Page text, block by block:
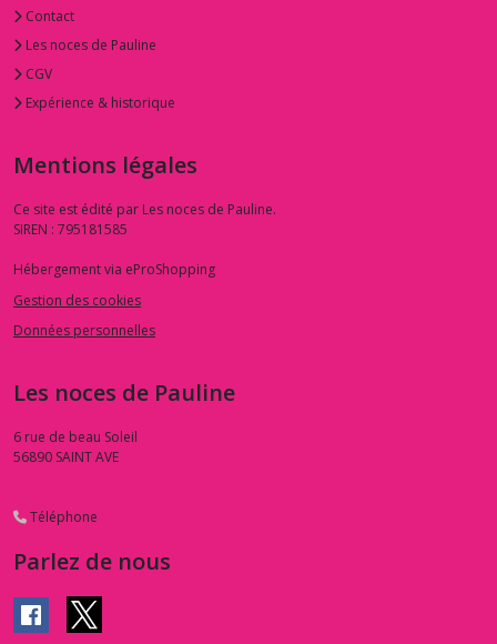
Contact
Les noces de Pauline
CGV
Expérience & historique
Mentions légales
Ce site est édité par Les noces de Pauline.
SIREN : 795181585
Hébergement via eProShopping
Gestion des cookies
Données personnelles
Les noces de Pauline
6 rue de beau Soleil
56890 SAINT AVE
Téléphone
Parlez de nous